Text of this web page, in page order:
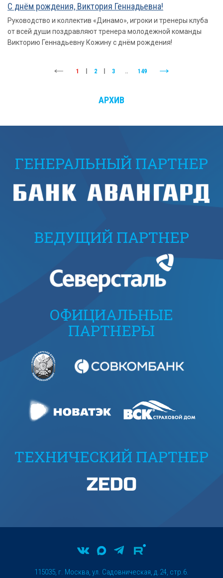
С днём рождения, Виктория Геннадьевна!
Руководство и коллектив «Динамо», игроки и тренеры клуба
от всей души поздравляют тренера молодежной команды
Викторию Геннадьевну Кожину с днём рождения!
1 2 3 .. 149
АРХИВ
ГЕНЕРАЛЬНЫЙ ПАРТНЕР
ВЕДУЩИЙ ПАРТНЕР
ОФИЦИАЛЬНЫЕ
ПАРТНЕРЫ
ТЕХНИЧЕСКИЙ ПАРТНЕР
115035, г. Москва, ул. Садовническая, д.24, стр.6.